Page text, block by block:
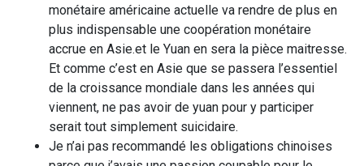
monétaire américaine actuelle va rendre de plus en
plus indispensable une coopération monétaire
accrue en Asie.et le Yuan en sera la pièce maitresse.
Et comme c’est en Asie que se passera l’essentiel
de la croissance mondiale dans les années qui
viennent, ne pas avoir de yuan pour y participer
serait tout simplement suicidaire.
Je n’ai pas recommandé les obligations chinoises